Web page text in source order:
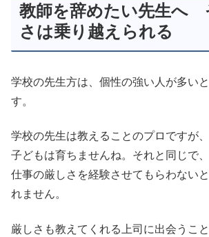
教師を辞めたい先生へ
さは乗り越えられる
学校の先生方は、個性の強い人が多い
す。
学校の先生は教えることのプロですが
子どもは育ちませんね。それと同じで
仕事の厳しさを経験させてもらわない
れません。
厳しさも教えてくれる上司に出会うこ